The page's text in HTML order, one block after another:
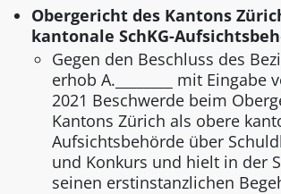
Obergericht des Kantons
kantonale SchKG-
Gegen den Beschluss des
erhob A.________ mit Eingabe
2021 Beschwerde beim
Kantons Zürich als obere
Aufsichtsbehörde über
und Konkurs und hielt in der
seinen erstinstanzlichen